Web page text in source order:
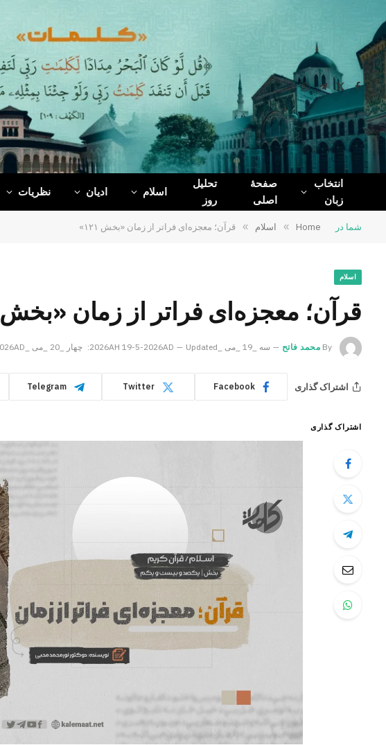
Facebook
X
(Twitter)
Telegram
WhatsApp
انتخاب
زبان
صفحۀ
اصلی
تحلیل
روز
اسلام ادیان نظریات
شما در Home
» اسلام » قرآن؛ معجزه‌ای فراتر از زمان «بخش ۱۲۱»
اسلام
قرآن؛ معجزه‌ای فراتر از زمان «بخش ۱۲۱»
By محمد فاتح سه _19 _می _2026AH 19-5-2026AD Updated: چهار _20 _می _2026AH 20-5-2026AD
اشتراک گذاری Facebook
Twitter
Telegram
اشتراک گذاری